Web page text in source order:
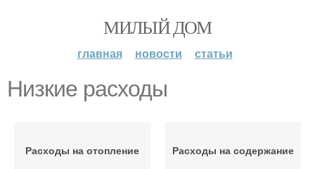
МИЛЫЙ ДОМ
главная новости статьи
Низкие расходы
Расходы на отопление Расходы на содержание